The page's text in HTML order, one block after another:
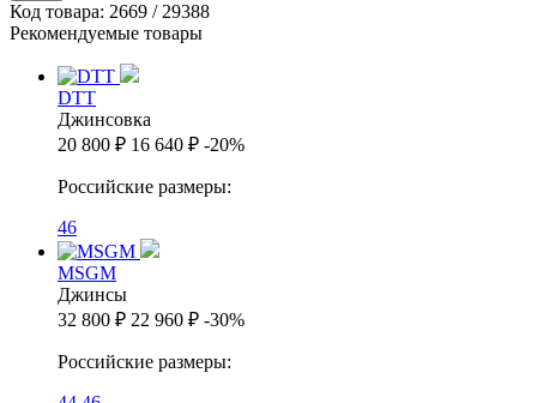
Код товара: 2669 / 29388
Рекомендуемые товары
DTT
Джинсовка
20 800 ₽ 16 640 ₽ -20%
Российские размеры:
46
MSGM
Джинсы
32 800 ₽ 22 960 ₽ -30%
Российские размеры: